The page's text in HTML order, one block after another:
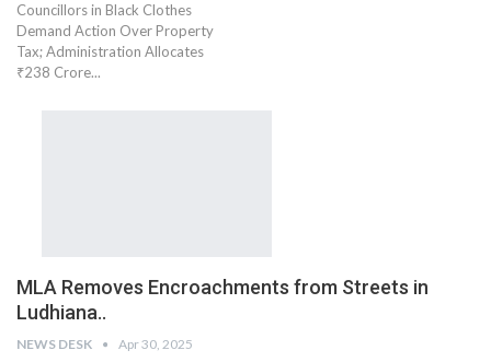
Councillors in Black Clothes
Demand Action Over Property
Tax; Administration Allocates
₹238 Crore...
MLA Removes Encroachments from Streets in
Ludhiana..
NEWS DESK Apr 30, 2025